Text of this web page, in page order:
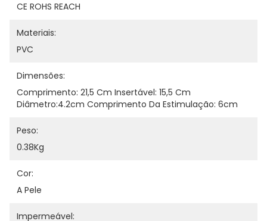
CE ROHS REACH
Materiais:
PVC
Dimensões:
Comprimento: 21,5 Cm Insertável: 15,5 Cm
Diâmetro:4.2cm Comprimento Da Estimulação: 6cm
Peso:
0.38Kg
Cor:
A Pele
Impermeável: